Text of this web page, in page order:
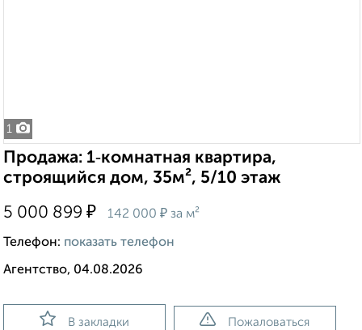
1
Продажа: 1‑комнатная квартира,
строящийся дом, 35м², 5/10 этаж
5 000 899 ₽ 142 000 ₽ за м²
Телефон: показать телефон
Агентство, 04.08.2026
В закладки Пожаловаться